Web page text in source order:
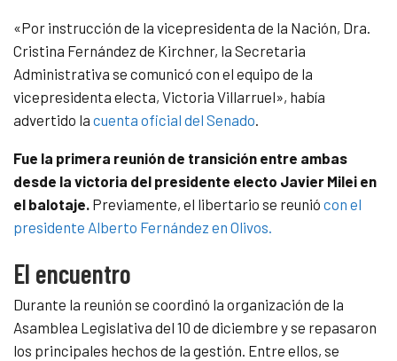
«Por instrucción de la vicepresidenta de la Nación, Dra.
Cristina Fernández de Kirchner, la Secretaria
Administrativa se comunicó con el equipo de la
vicepresidenta electa, Victoria Villarruel», había
advertido la cuenta oficial del Senado.
Fue la primera reunión de transición entre ambas
desde la victoria del presidente electo Javier Milei en
el balotaje. Previamente, el libertario se reunió con el
presidente Alberto Fernández en Olivos.
El encuentro
Durante la reunión se coordinó la organización de la
Asamblea Legislativa del 10 de diciembre y se repasaron
los principales hechos de la gestión. Entre ellos, se